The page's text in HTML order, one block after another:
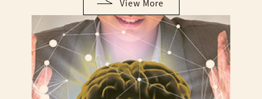
View More